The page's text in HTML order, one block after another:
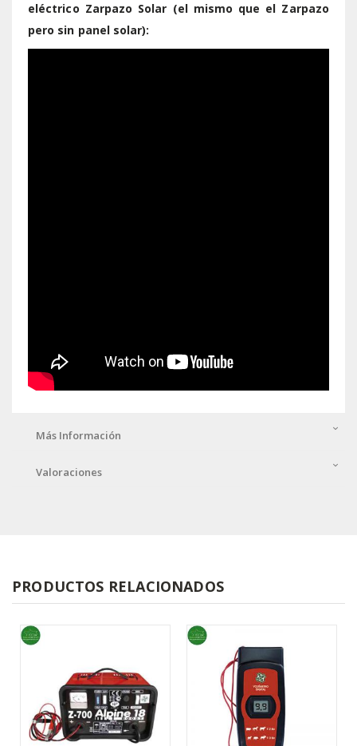
eléctrico Zarpazo Solar (el mismo que el Zarpazo
pero sin panel solar):
Más Información
Valoraciones
PRODUCTOS RELACIONADOS